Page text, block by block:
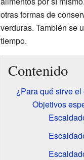
otras formas de
verduras. También se
tiempo.
Contenido
¿Para qué sirve
Objetivos